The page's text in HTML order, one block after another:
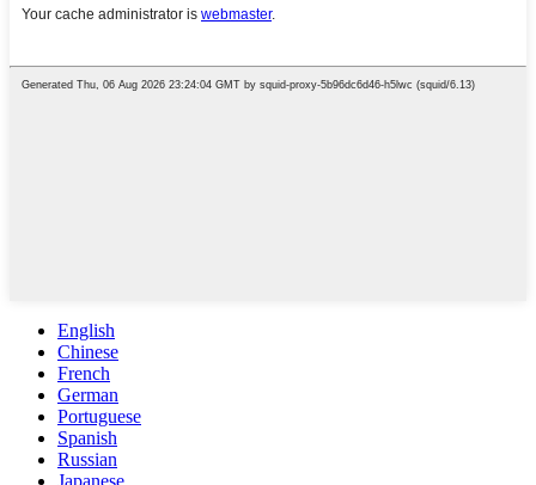
English
Chinese
French
German
Portuguese
Spanish
Russian
Japanese